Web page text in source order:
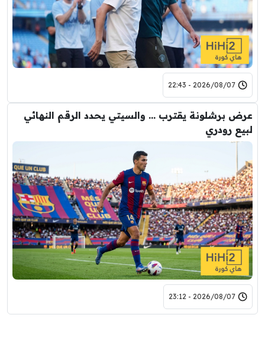
2026/08/07 - 22:43
عرض برشلونة يقترب … والسيتي يحدد الرقم النهائي
لبيع رودري
2026/08/07 - 23:12